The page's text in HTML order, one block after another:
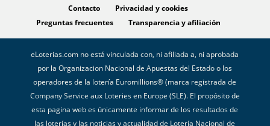
Contacto
Privacidad y cookies
Preguntas frecuentes
Transparencia y afiliación
eLoterias.com no está vinculada con, ni afiliada a, ni aprobada
por la Organizacion Nacional de Apuestas del Estado o los
operadores de la lotería Euromillions® (marca registrada de
Company Service aux Loteries en Europe (SLE). El propósito de
esta pagina web es únicamente informar de los resultados de
las loterías y las noticias y actualidad de Lotería Nacional de